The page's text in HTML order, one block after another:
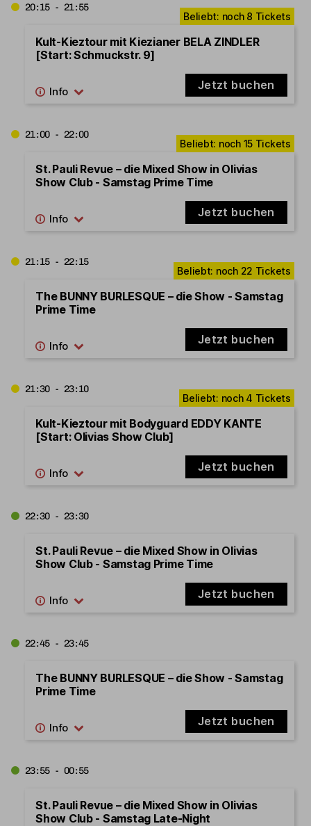
20:15 - 21:55
Kult-Kieztour mit Kiezianer BELA ZINDLER
[Start: Schmuckstr. 9]
Jetzt buchen
21:00 - 22:00
St. Pauli Revue – die Mixed Show in Olivias
Show Club - Samstag Prime Time
Jetzt buchen
21:15 - 22:15
The BUNNY BURLESQUE – die Show - Samstag
Prime Time
Jetzt buchen
21:30 - 23:10
Kult-Kieztour mit Bodyguard EDDY KANTE
[Start: Olivias Show Club]
Jetzt buchen
22:30 - 23:30
St. Pauli Revue – die Mixed Show in Olivias
Show Club - Samstag Prime Time
Jetzt buchen
22:45 - 23:45
The BUNNY BURLESQUE – die Show - Samstag
Prime Time
Jetzt buchen
23:55 - 00:55
St. Pauli Revue – die Mixed Show in Olivias
Show Club - Samstag Late-Night